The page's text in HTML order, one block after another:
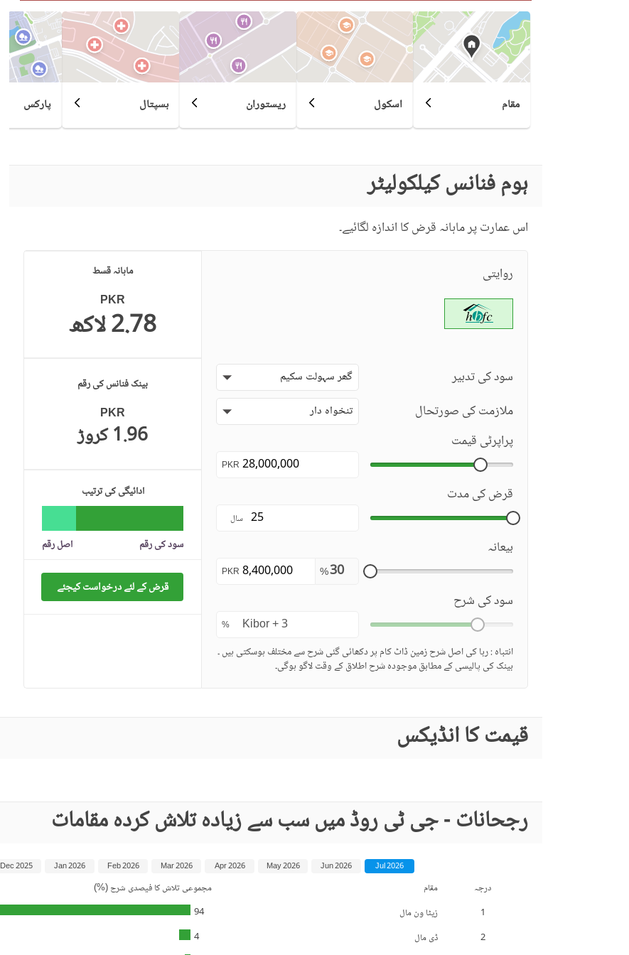
Contact for more information or inspection.
نزدیکی علاقے اور
دوسری خصوصیات
قریبی سکول قریبی ہسپتال
قریبی شاپنگ مالز
قریبی ریسٹورنٹ
ائیرپورٹ سے فاصلہ (کلومیٹر
میں)
قریبی پبلک ٹرانسپورٹ سروس
دیگر قریبی جگہیں
مقام اسکول ریستوران ہسپتال پارکس
ہوم فنانس کیلکولیٹر
اس عمارت پر ماہانہ قرض کا اندازہ لگائیے۔
روایتی
سود کی تدبیر گھر سہولت سکیم
ملازمت کی صورتحال تنخواہ دار
پراپرٹی قیمت
PKR
قرض کی مدت
سال
بیعانہ
%
PKR
سود کی شرح
%
انتباہ : ربا کی اصل شرح زمین ڈاٹ کام پر دکھائی گئی شرح سے مختلف ہوسکتی ہیں ۔
بینک کی پالیسی کے مطابق موجودہ شرح اطلاق کے وقت لاگو ہوگی۔
ماہانہ قسط
PKR
2.78 لاکھ
بینک فنانس کی رقم
PKR
1.96 کروڑ
ادائیگی کی ترتیب
سود کی رقم اصل رقم
قرض کے لئے درخواست کیجئے
قیمت کا انڈیکس
رجحانات - جی ٹی روڈ میں سب سے زیادہ تلاش کردہ مقامات
درجہ مقام مجموعی تلاش کا فیصدی شرح (%)
1
زیٹا ون مال 94
2
ڈی مال 4
Jul 2026
Jun 2026
May 2026
Apr 2026
Mar 2026
Feb 2026
Jan 2026
Dec 2025